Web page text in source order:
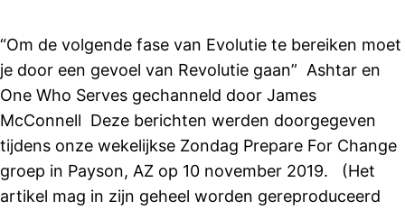
“Om de volgende fase van Evolutie te bereiken moet
je door een gevoel van Revolutie gaan” Ashtar en
One Who Serves gechanneld door James
McConnell Deze berichten werden doorgegeven
tijdens onze wekelijkse Zondag Prepare For Change
groep in Payson, AZ op 10 november 2019. (Het
artikel mag in zijn geheel worden gereproduceerd